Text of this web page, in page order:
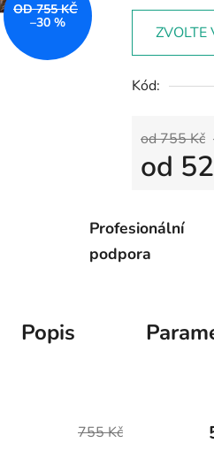
ZVOLTE
Kód:
od 755 Kč
od
OD 755 KČ
–30 %
Profesionální
podpora
Popis
755 Kč